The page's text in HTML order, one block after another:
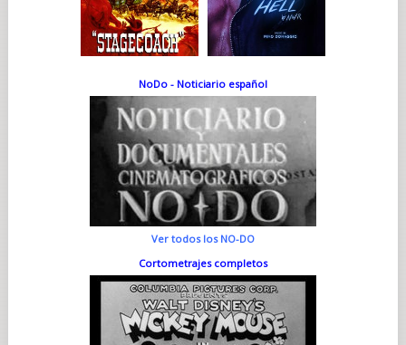
NoDo - Noticiario español
Ver todos los NO-DO
Cortometrajes completos